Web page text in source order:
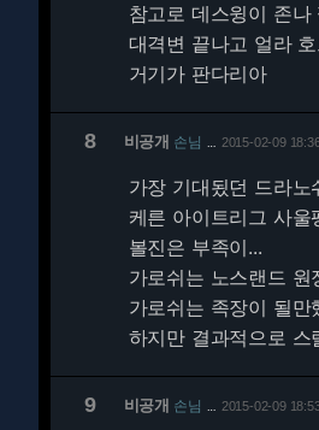
참고로 데스윙이 존
대격변 끝나고 얼라
거기가 판다리아
8 비공개 손님 2015-02-09
가장 기대됬던 드라노
케른 아이트리그 사
볼진은 부족이...
가로쉬는 노스랜드
가로쉬는 족장이 될
하지만 결과적으로 스
9 비공개 손님 2015-02-09